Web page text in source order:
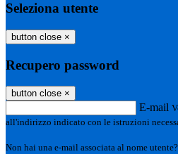
Seleziona utente
button close ×
Recupero password
button close ×
E-mail
all'indirizzo indicato con le istruzioni
Non hai una e-mail associata al nome